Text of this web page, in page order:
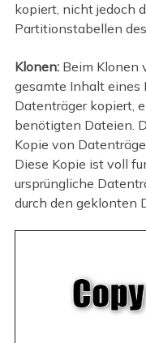
kopiert, nicht jedoch
Partitionstabellen
Klonen:Beim Klonen
gesamte Inhalt eines
Datenträger kopiert,
benötigten Dateien.
Kopie von
Diese Kopie ist voll
ursprüngliche
durch den geklonten